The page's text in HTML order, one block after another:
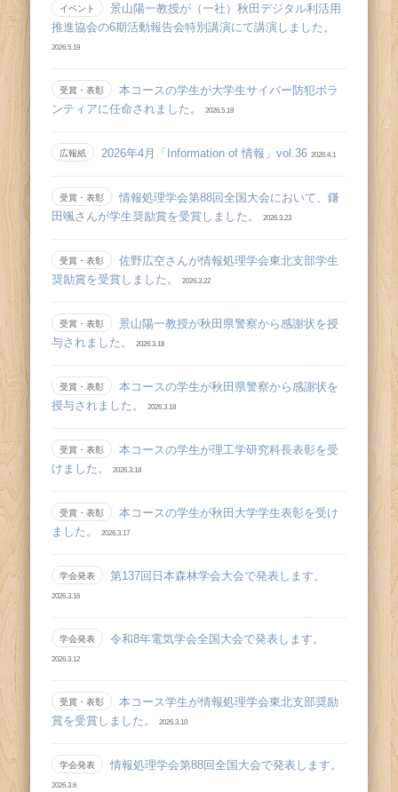
イベント
景山陽一教授が（一社）秋田デジタル利活用
推進協会の6期活動報告会特別講演にて講演しました。
2026.5.19
受賞・表彰
本コースの学生が大学生サイバー防犯ボラ
ンティアに任命されました。
2026.5.19
広報紙 2026年4月「Information of 情報」vol.36 2026.4.1
受賞・表彰
情報処理学会第88回全国大会において、鎌
田颯さんが学生奨励賞を受賞しました。
2026.3.23
受賞・表彰
佐野広空さんが情報処理学会東北支部学生
奨励賞を受賞しました。
2026.3.22
受賞・表彰
景山陽一教授が秋田県警察から感謝状を授
与されました。
2026.3.18
受賞・表彰
本コースの学生が秋田県警察から感謝状を
授与されました。
2026.3.18
受賞・表彰
本コースの学生が理工学研究科長表彰を受
けました。
2026.3.18
受賞・表彰
本コースの学生が秋田大学学生表彰を受け
ました。
2026.3.17
学会発表 第137回日本森林学会大会で発表します。
2026.3.16
学会発表 令和8年電気学会全国大会で発表します。
2026.3.12
受賞・表彰
本コース学生が情報処理学会東北支部奨励
賞を受賞しました。
2026.3.10
学会発表 情報処理学会第88回全国大会で発表します。
2026.3.6